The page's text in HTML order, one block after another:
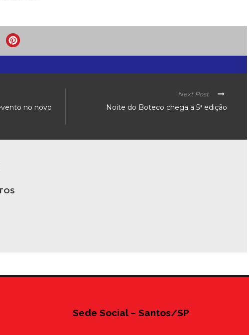
no novo
Next Post
Noite do Boteco chega a 5ª edição
Sede Social – Santos/SP